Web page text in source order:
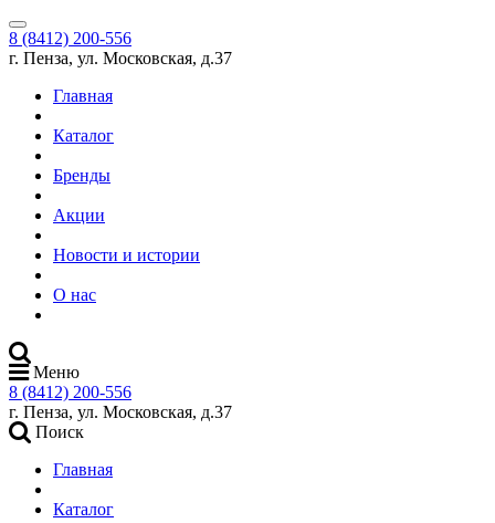
8 (8412) 200-556
г. Пенза, ул. Московская, д.37
Главная
Каталог
Бренды
Акции
Новости и истории
О нас
Меню
8 (8412) 200-556
г. Пенза, ул. Московская, д.37
Поиск
Главная
Каталог